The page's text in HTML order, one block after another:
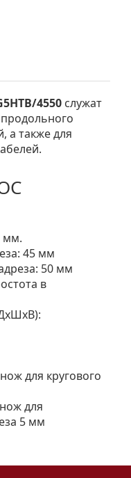
4550 служат
а также для
мм.
45 мм
50 мм
в
для кругового
для
5 мм